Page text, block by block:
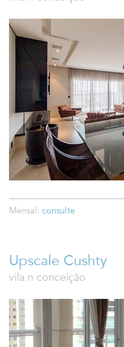
Mensal: consulte
Upscale Cushty
vila n conceição